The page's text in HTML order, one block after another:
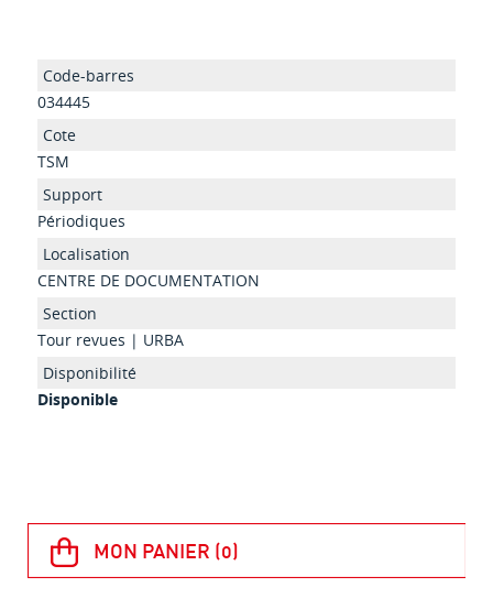
034445
TSM
Périodiques
CENTRE DE DOCUMENTATION
Tour revues | URBA
Disponible